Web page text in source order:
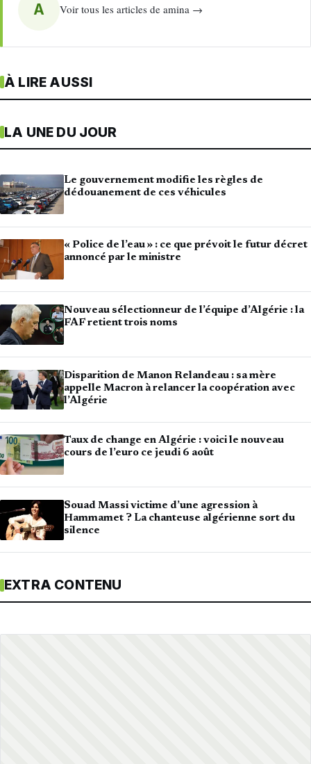
A Voir tous les articles de amina →
À LIRE AUSSI
LA UNE DU JOUR
Le gouvernement modifie les règles de
dédouanement de ces véhicules
« Police de l’eau » : ce que prévoit le futur décret
annoncé par le ministre
Nouveau sélectionneur de l’équipe d’Algérie : la
FAF retient trois noms
Disparition de Manon Relandeau : sa mère
appelle Macron à relancer la coopération avec
l’Algérie
Taux de change en Algérie : voici le nouveau
cours de l’euro ce jeudi 6 août
Souad Massi victime d’une agression à
Hammamet ? La chanteuse algérienne sort du
silence
EXTRA CONTENU